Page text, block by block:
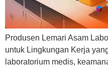
Produsen Lemari Asam
untuk Lingkungan Kerja
laboratorium medis,